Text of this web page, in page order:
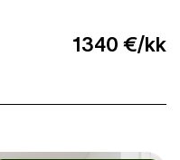
1340 €/kk